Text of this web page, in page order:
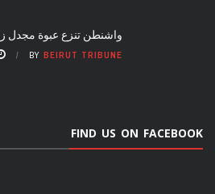
واشنطن تنزع عبوة مجدل
BY BEIRUT TRIBUNE
FIND US ON FACEBOOK